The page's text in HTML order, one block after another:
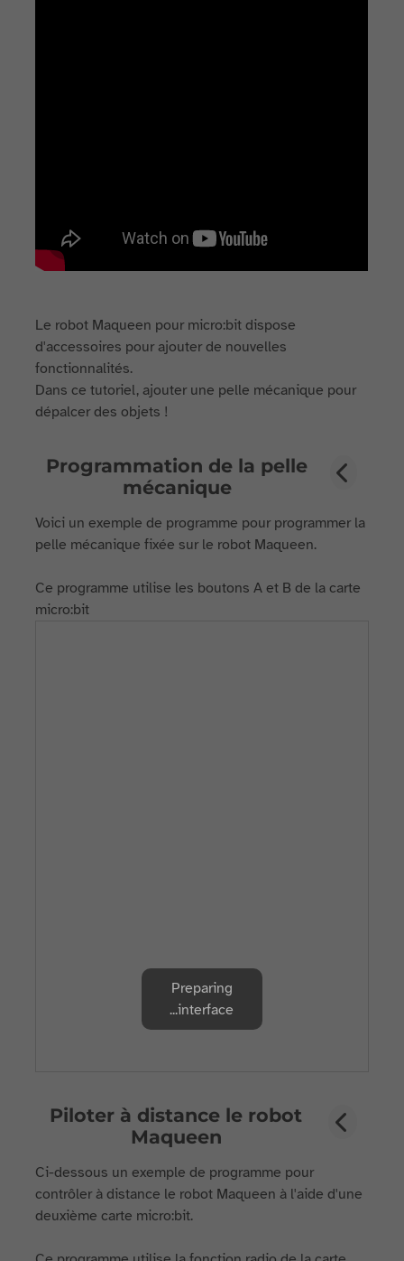
Le robot Maqueen pour micro:bit dispose
d'accessoires pour ajouter de nouvelles
fonctionnalités.
Dans ce tutoriel, ajouter une pelle mécanique pour
dépalcer des objets !
Programmation de la pelle
mécanique
Voici un exemple de programme pour programmer la
pelle mécanique fixée sur le robot Maqueen.
Ce programme utilise les boutons A et B de la carte
micro:bit
Piloter à distance le robot
Maqueen
Ci-dessous un exemple de programme pour
contrôler à distance le robot Maqueen à l'aide d'une
deuxième carte micro:bit.
Preparing
interface...